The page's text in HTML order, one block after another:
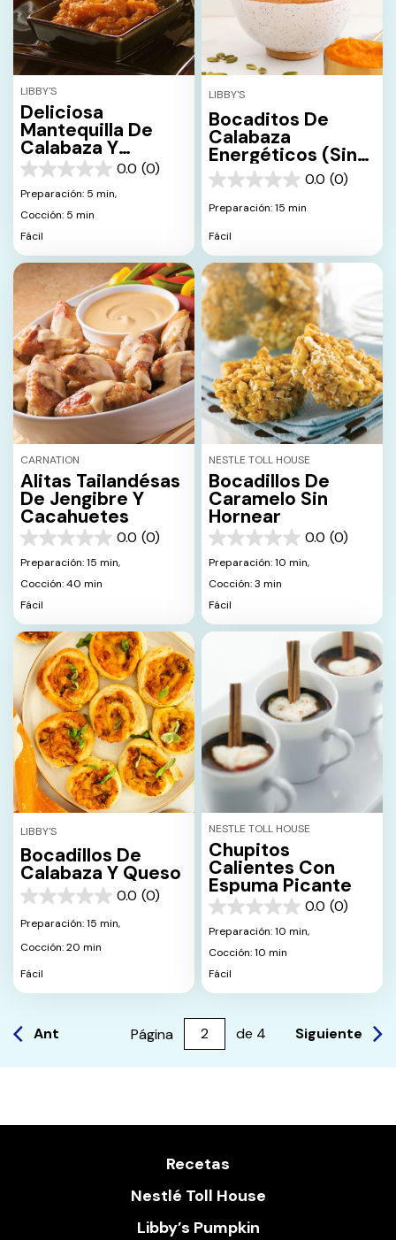
LIBBY'S
Deliciosa
Mantequilla De
Calabaza Y
Manzana 0.0 (0)
0.0
de
estrellas.
Preparación: 5 min,
Cocción: 5 min
Fácil
LIBBY'S
Bocaditos De
Calabaza
Energéticos (Sin
Hornear) 0.0 (0)
0.0
de
estrellas.
Preparación: 15 min
Fácil
CARNATION
Alitas Tailandésas
De Jengibre Y
Cacahuetes
0.0 (0)
0.0
de
estrellas.
Preparación: 15 min,
Cocción: 40 min
Fácil
NESTLE TOLL HOUSE
Bocadillos De
Caramelo Sin
Hornear
0.0 (0)
0.0
de
estrellas.
Preparación: 10 min,
Cocción: 3 min
Fácil
LIBBY'S
Bocadillos De
Calabaza Y Queso
0.0 (0)
0.0
de
estrellas.
Preparación: 15 min,
Cocción: 20 min
Fácil
NESTLE TOLL HOUSE
Chupitos
Calientes Con
Espuma Picante
0.0 (0)
0.0
de
estrellas.
Preparación: 10 min,
Cocción: 10 min
Fácil
Ant Página de 4 Siguiente
Recetas
Nestlé Toll House
Libby’s Pumpkin